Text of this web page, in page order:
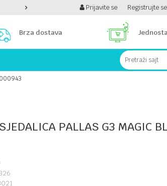
PLATI UNICREDIT KARTICOM NA RATE!
Prijavite se Registrujte se
Brza dostava
Pretraži sajt
PALLAS G3 MAGIC